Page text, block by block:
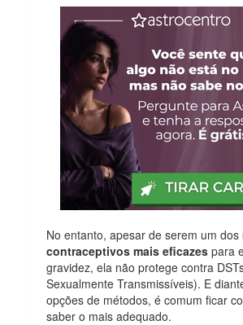
No entanto, apesar de serem um dos
contraceptivos mais eficazes para
gravidez, ela não protege contra
Sexualmente Transmissíveis). E
opções de métodos, é comum ficar
saber o mais adequado.